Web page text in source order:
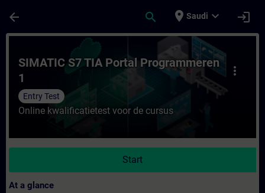
arrow_back search place Saudi expand_more login
Course - SIMATIC S7 TIA Portal
more_vert
SIMATIC S7 TIA Portal Programmeren
1
Entry Test
Online kwalificatietest voor de cursus
Start
At a glance